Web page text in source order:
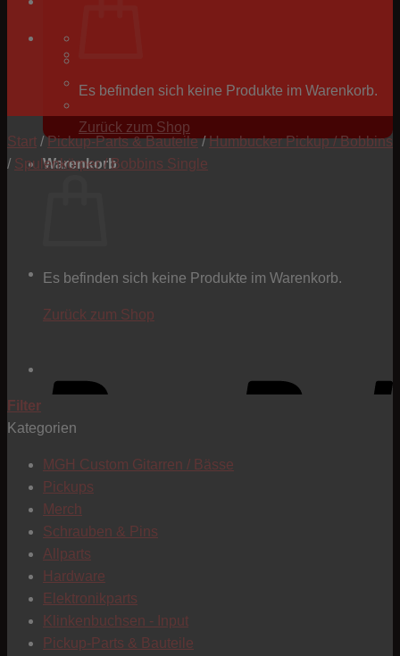
Es befinden sich keine Produkte im Warenkorb.
Zurück zum Shop
Warenkorb
Es befinden sich keine Produkte im Warenkorb.
Zurück zum Shop
Start / Pickup-Parts & Bauteile / Humbucker Pickup / Bobbins
/ Spulenkörper / Bobbins Single
Filter
Kategorien
MGH Custom Gitarren / Bässe
Pickups
Merch
Schrauben & Pins
Allparts
Hardware
Elektronikparts
Klinkenbuchsen - Input
Pickup-Parts & Bauteile